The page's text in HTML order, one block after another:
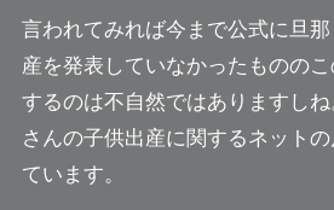
言われてみれば今まで公式に旦
産を発表していなかったものの
するのは不自然ではありますし
さんの子供出産に関するネット
ています。